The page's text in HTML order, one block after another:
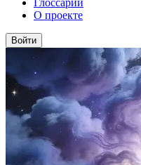
Глоссарий
О проекте
Войти